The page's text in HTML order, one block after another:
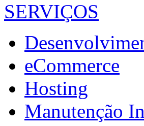
SERVIÇOS
eCommerce
Hosting
Manutenção